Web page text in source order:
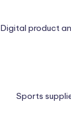
Digital product
Sports